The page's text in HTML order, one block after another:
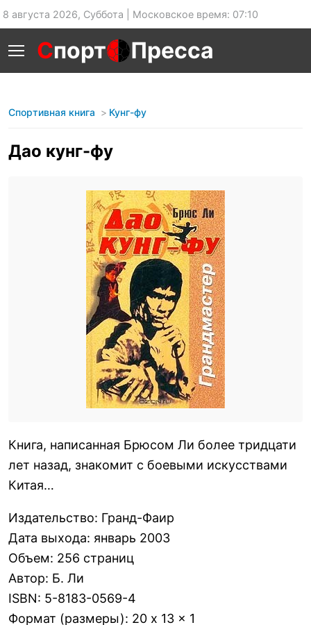
8 августа 2026, Суббота | Московское время: 07:10
Спорт Пресса
Спортивная книга Кунг-фу
Дао кунг-фу
Книга, написанная Брюсом Ли более тридцати
лет назад, знакомит с боевыми искусствами
Китая…
Издательство: Гранд-Фаир
Дата выхода: январь 2003
Объем: 256 страниц
Автор: Б. Ли
ISBN: 5-8183-0569-4
Формат (размеры): 20 x 13 x 1